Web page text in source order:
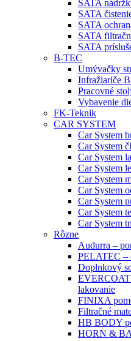
SATA
SATA
SATA
SATA
SATA
B-TEC
Umývačky
Infražiariče
Pracovné
Vybavenie
FK-Teknik
CAR SYSTEM
Car System
Car System
Car System
Car System
Car System
Car System
Car System
Car System
Car System
Rôzne
Audurra –
PELATEC –
Doplnkový
EVERCOAT
lakovanie
FINIXA
Filtračné
HB BODY
HORN &